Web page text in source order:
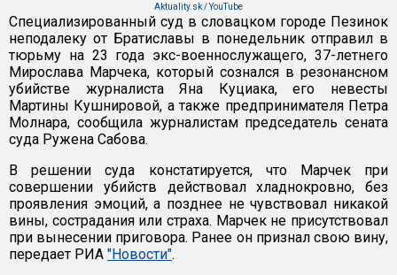
Aktuality.sk / YouTube
Специализированный суд в словацком городе Пезинок
неподалеку от Братиславы в понедельник отправил в
тюрьму на 23 года экс-военнослужащего, 37-летнего
Мирослава Марчека, который сознался в резонансном
убийстве журналиста Яна Куциака, его невесты
Мартины Кушнировой, а также предпринимателя Петра
Молнара, сообщила журналистам председатель сената
суда Ружена Сабова.
В решении суда констатируется, что Марчек при
совершении убийств действовал хладнокровно, без
проявления эмоций, а позднее не чувствовал никакой
вины, сострадания или страха. Марчек не присутствовал
при вынесении приговора. Ранее он признал свою вину,
передает РИА "Новости".